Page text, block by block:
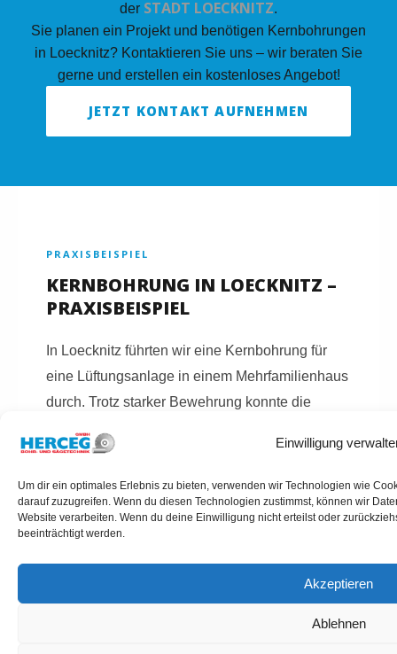
Einwilligung
Um dir ein optimales Erlebnis zu bieten, verwenden wir Technologien wie
darauf zuzugreifen. Wenn du diesen Technologien zustimmst, können wir
Website verarbeiten. Wenn du deine Einwilligung nicht erteilst oder
beeinträchtigt werden.
Akzeptieren
Ablehnen
der STADT LOECKNITZ.
Sie planen ein Projekt und benötigen Kernbohrungen
in Loecknitz? Kontaktieren Sie uns – wir beraten Sie
gerne und erstellen ein kostenloses Angebot!
JETZT KONTAKT AUFNEHMEN
PRAXISBEISPIEL
KERNBOHRUNG IN LOECKNITZ –
PRAXISBEISPIEL
In Loecknitz führten wir eine Kernbohrung für
eine Lüftungsanlage in einem Mehrfamilienhaus
durch. Trotz starker Bewehrung konnte die
umgesetzt werden.
KERNBOHRUNGEN LOECKNITZ ANFRAGEN